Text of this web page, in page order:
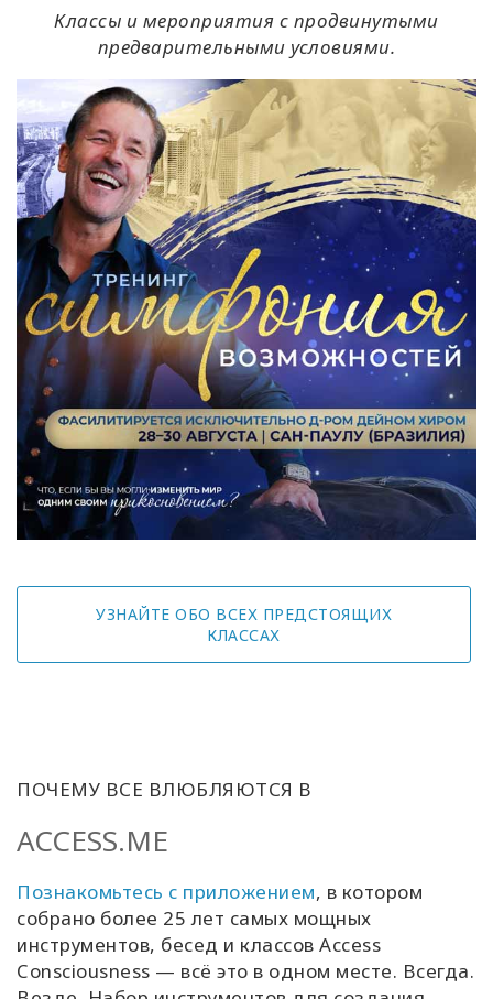
Классы и мероприятия с продвинутыми
предварительными условиями.
УЗНАЙТЕ ОБО ВСЕХ ПРЕДСТОЯЩИХ
КЛАССАХ
ПОЧЕМУ ВСЕ ВЛЮБЛЯЮТСЯ В
ACCESS.ME
Познакомьтесь с приложением, в котором
собрано более 25 лет самых мощных
инструментов, бесед и классов Access
Consciousness — всё это в одном месте. Всегда.